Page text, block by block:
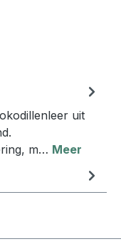
uit
m… Meer